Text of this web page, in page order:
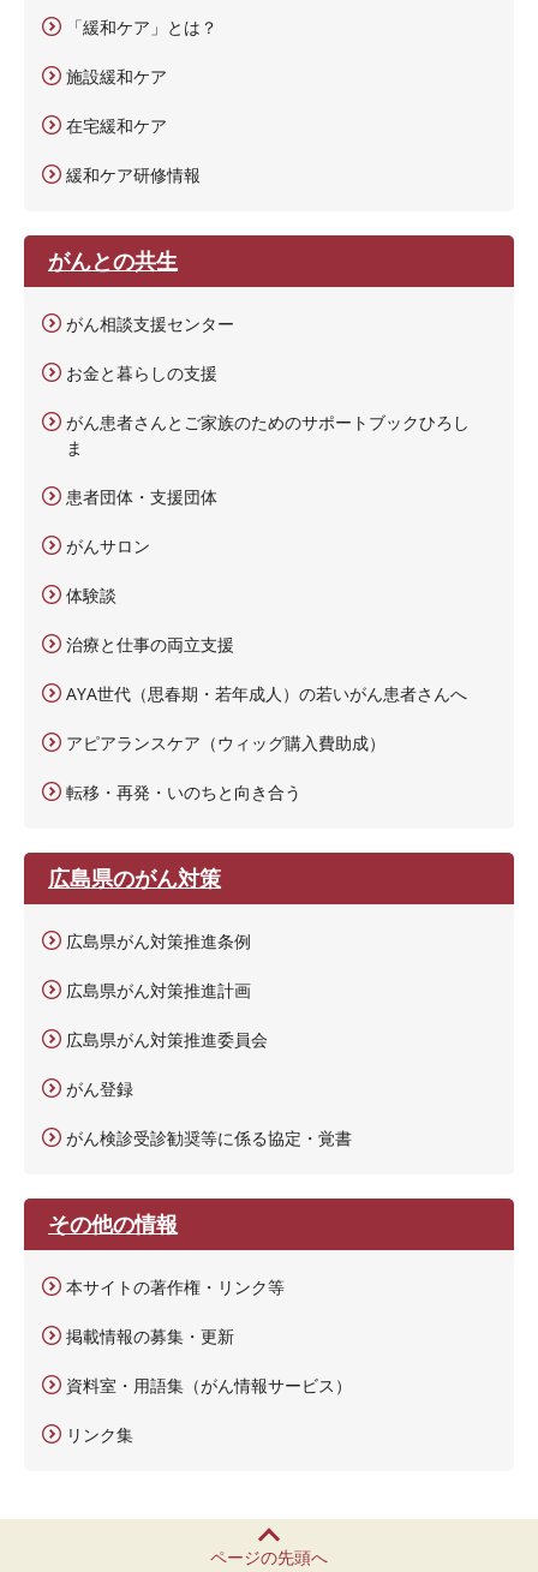
「緩和ケア」とは？
施設緩和ケア
在宅緩和ケア
緩和ケア研修情報
がんとの共生
がん相談支援センター
お金と暮らしの支援
がん患者さんとご家族のためのサポートブックひろし
ま
患者団体・支援団体
がんサロン
体験談
治療と仕事の両立支援
AYA世代（思春期・若年成人）の若いがん患者さんへ
アピアランスケア（ウィッグ購入費助成）
転移・再発・いのちと向き合う
広島県のがん対策
広島県がん対策推進条例
広島県がん対策推進計画
広島県がん対策推進委員会
がん登録
がん検診受診勧奨等に係る協定・覚書
その他の情報
本サイトの著作権・リンク等
掲載情報の募集・更新
資料室・用語集（がん情報サービス）
リンク集
ページの先頭へ